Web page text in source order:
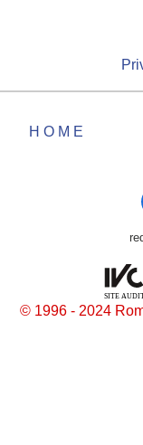
HOME
© 1996 - 2024
SITE